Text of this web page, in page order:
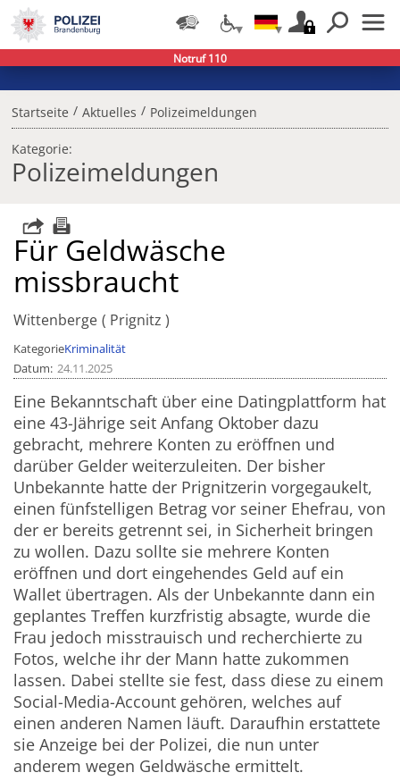
Startseite / Aktuelles / Polizeimeldungen
Kategorie:
Polizeimeldungen
Für Geldwäsche
missbraucht
Wittenberge Prignitz
KategorieKriminalität
Datum 24.11.2025
Eine Bekanntschaft über eine Datingplattform hat
eine 43-Jährige seit Anfang Oktober dazu
gebracht, mehrere Konten zu eröffnen und
darüber Gelder weiterzuleiten. Der bisher
Unbekannte hatte der Prignitzerin vorgegaukelt,
einen fünfstelligen Betrag vor seiner Ehefrau, von
der er bereits getrennt sei, in Sicherheit bringen
zu wollen. Dazu sollte sie mehrere Konten
eröffnen und dort eingehendes Geld auf ein
Wallet übertragen. Als der Unbekannte dann ein
geplantes Treffen kurzfristig absagte, wurde die
Frau jedoch misstrauisch und recherchierte zu
Fotos, welche ihr der Mann hatte zukommen
lassen. Dabei stellte sie fest, dass diese zu einem
Social-Media-Account gehören, welches auf
einen anderen Namen läuft. Daraufhin erstattete
sie Anzeige bei der Polizei, die nun unter
anderem wegen Geldwäsche ermittelt.
Notruf 110